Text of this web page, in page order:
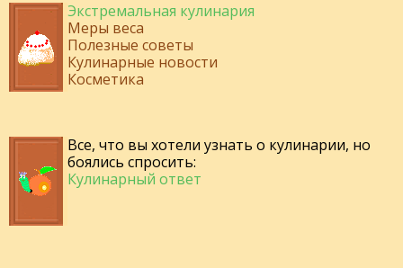
Экстремальная кулинария
Меры веса
Полезные советы
Кулинарные новости
Косметика
Все, что вы хотели узнать о кулинарии, но
боялись спросить:
Кулинарный ответ